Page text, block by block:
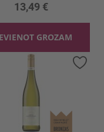
13,49 €
GROZAM